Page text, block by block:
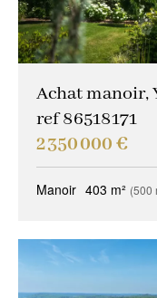
Achat manoir,
ref 86518171
2 350 000 €
Manoir 403 m² (500